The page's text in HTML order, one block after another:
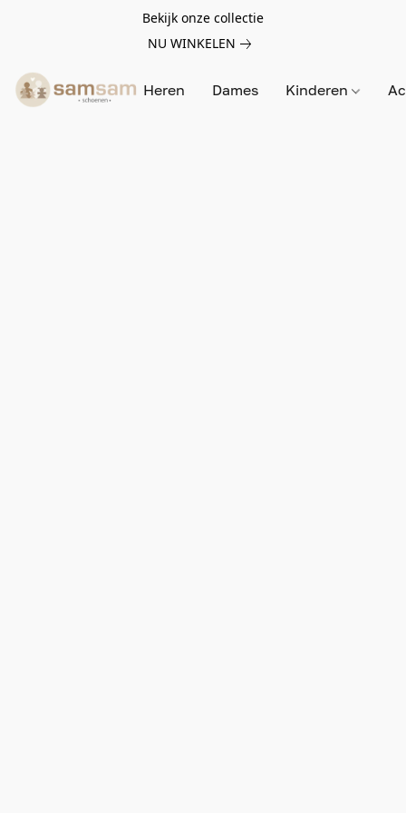
Bekijk onze collectie
NU WINKELEN
Heren Dames Kinderen